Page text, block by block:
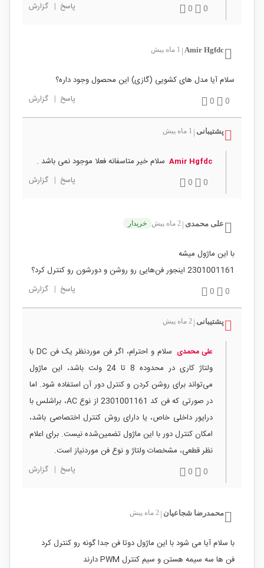
0
0 پاسخ | گزارش
Amir Hgfdc 1 ماه پیش
سلام آیا مدل های کشویی (گازی) این محصول وجود داره؟
0
0 پاسخ | گزارش
پشتیبانی 1 ماه پیش
Amir Hgfdc سلام خیر متاسفانه فعلا موجود نمی باشد .
0
0 پاسخ | گزارش
علی محمدی 2 ماه پیش خریدار
با این ماژول میشه
2301001161 اینجور فن‌هایی رو روشن و دورشون رو کنترل کرد؟
0
0 پاسخ | گزارش
پشتیبانی 2 ماه پیش
علی محمدی
سلام و احترام، اگر فن موردنظر یک فن DC با
ولتاژ کاری در محدوده 8 تا 24 ولت باشد، این ماژول
می‌تواند برای روشن کردن و کنترل دور آن استفاده شود. اما
در صورتی که فن کد 2301001161 از نوع AC، براشلس با
درایور داخلی خاص، یا دارای روش کنترل اختصاصی باشد،
امکان کنترل دور با این ماژول تضمین‌شده نیست. برای اعلام
نظر قطعی، مشخصات ولتاژ و نوع فن موردنیاز است.
0
0 پاسخ | گزارش
محمدرضا شجاعیان 2 ماه پیش
با سلام آیا می شود با این ماژول دوتا فن جدا گونه رو کنترل کرد
فن ها سه سیمه هستن و سیم کنترل PWM دارند